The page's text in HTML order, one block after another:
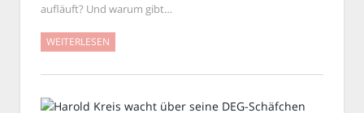
aufläuft? Und warum gibt…
WEITERLESEN